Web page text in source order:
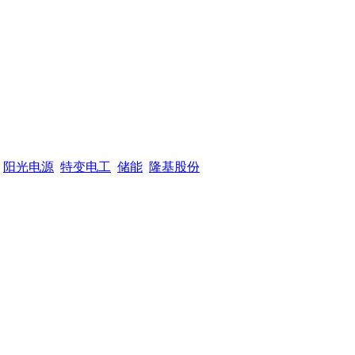
阳光电源 特变电工 储能 隆基股份